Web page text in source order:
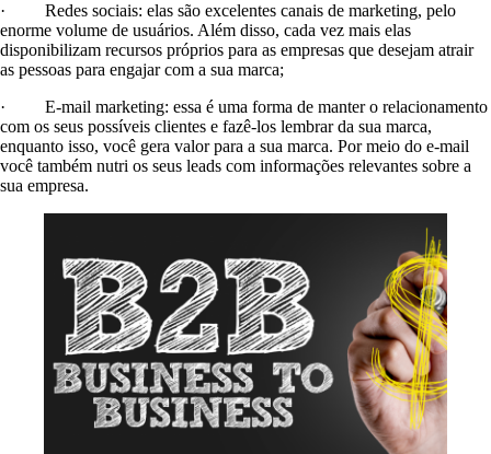
· Redes sociais: elas são excelentes canais de marketing, pelo
enorme volume de usuários. Além disso, cada vez mais elas
disponibilizam recursos próprios para as empresas que desejam atrair
as pessoas para engajar com a sua marca;
· E-mail marketing: essa é uma forma de manter o relacionamento
com os seus possíveis clientes e fazê-los lembrar da sua marca,
enquanto isso, você gera valor para a sua marca. Por meio do e-mail
você também nutri os seus leads com informações relevantes sobre a
sua empresa.